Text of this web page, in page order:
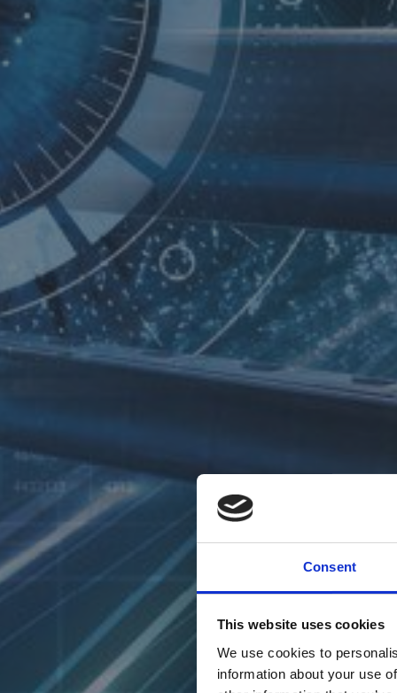
Consent
This website uses cookies
We use cookies to
information about your use